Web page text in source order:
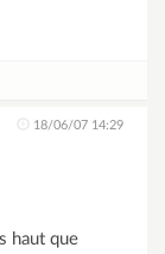
18/06/07 14:29
haut que